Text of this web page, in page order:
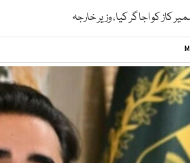
کاز کو اجاگر کیا، وزیر خارجہ